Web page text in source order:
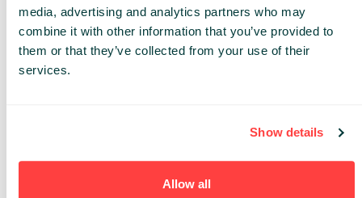
media, advertising and analytics partners who may
combine it with other information that you’ve provided to
them or that they’ve collected from your use of their
services.
Show details
Allow all
Quantum Cybersecurity Group wyróżnione
spośród startupów naBALTEXPO2023
Quantum Cybersecurity Group, jednego
Złotej Kotwicy na targach BALTEXPO 2023. Jego